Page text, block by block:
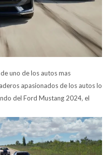
uno de los autos mas
apasionados de los autos lo
del Ford Mustang 2024, el